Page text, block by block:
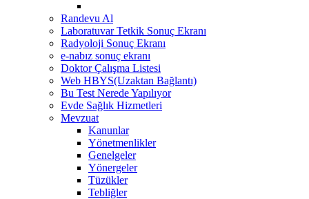
Randevu Al
Laboratuvar Tetkik Sonuç Ekranı
Radyoloji Sonuç Ekranı
e-nabız sonuç ekranı
Doktor Çalışma Listesi
Web HBYS(Uzaktan Bağlantı)
Bu Test Nerede Yapılıyor
Evde Sağlık Hizmetleri
Mevzuat
Kanunlar
Yönetmenlikler
Genelgeler
Yönergeler
Tüzükler
Tebliğler